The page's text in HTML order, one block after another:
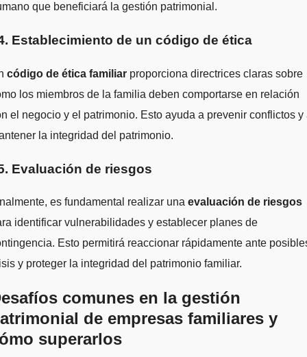
que beneficiará la gestión patrimonial.
Establecimiento de un código de ética
código de ética familiar proporciona directrices claras sobre
los miembros de la familia deben comportarse en relación
el negocio y el patrimonio. Esto ayuda a prevenir conflictos y
la integridad del patrimonio.
Evaluación de riesgos
es fundamental realizar una evaluación de riesgos
identificar vulnerabilidades y establecer planes de
Esto permitirá reaccionar rápidamente ante
y proteger la integridad del patrimonio familiar.
comunes en la gestión
de empresas familiares y
superarlos